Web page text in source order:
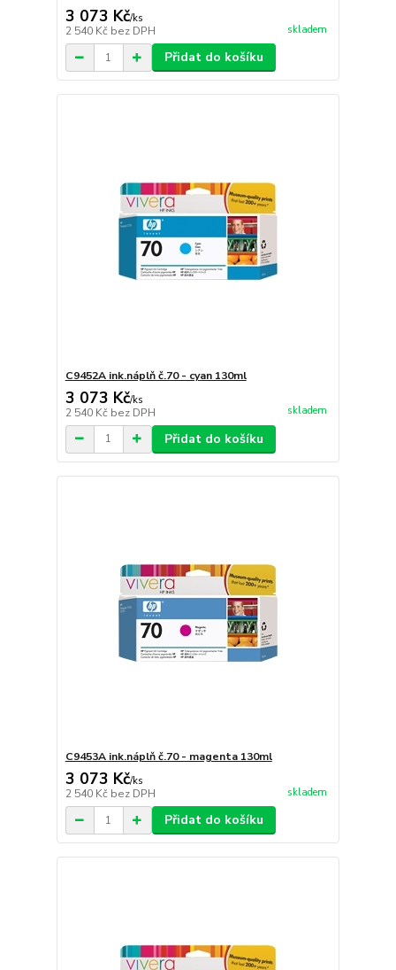
3 073 Kč/ks
2 540 Kč bez DPH skladem
Přidat do košíku
C9452A ink.náplň č.70 - cyan 130ml
3 073 Kč/ks
2 540 Kč bez DPH skladem
Přidat do košíku
C9453A ink.náplň č.70 - magenta 130ml
3 073 Kč/ks
2 540 Kč bez DPH skladem
Přidat do košíku